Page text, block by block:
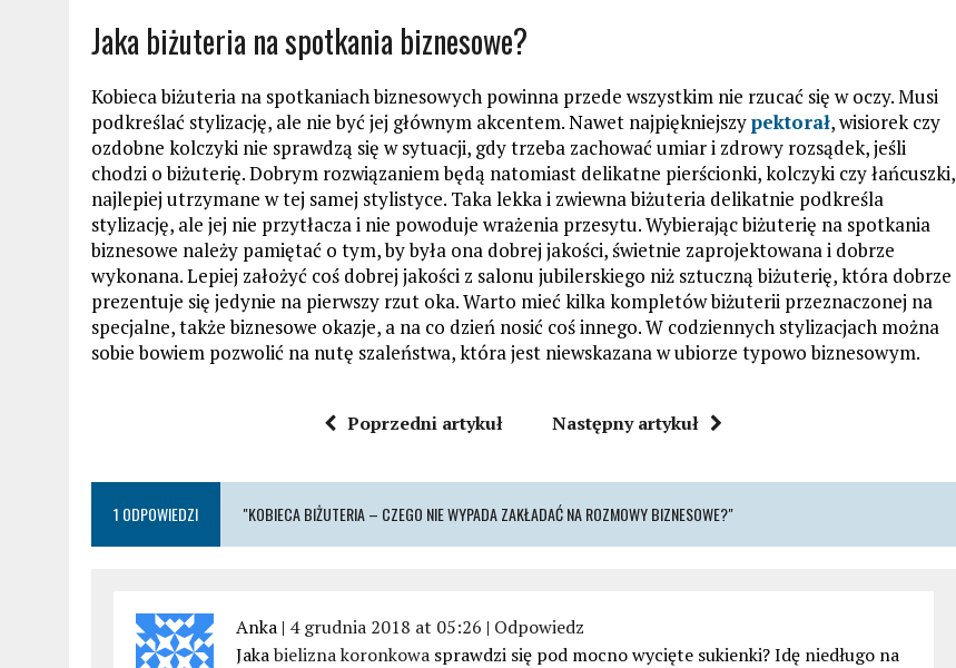
Jaka biżuteria na spotkania biznesowe?
Kobieca biżuteria na spotkaniach biznesowych powinna przede wszystkim nie rzucać się w oczy. Musi
podkreślać stylizację, ale nie być jej głównym akcentem. Nawet najpiękniejszypektorał, wisiorek czy
ozdobne kolczyki nie sprawdzą się w sytuacji, gdy trzeba zachować umiar i zdrowy rozsądek, jeśli
chodzi o biżuterię. Dobrym rozwiązaniem będą natomiast delikatne pierścionki, kolczyki czy łańcuszki,
najlepiej utrzymane w tej samej stylistyce. Taka lekka i zwiewna biżuteria delikatnie podkreśla
stylizację, ale jej nie przytłacza i nie powoduje wrażenia przesytu. Wybierając biżuterię na spotkania
biznesowe należy pamiętać o tym, by była ona dobrej jakości, świetnie zaprojektowana i dobrze
wykonana. Lepiej założyć coś dobrej jakości z salonu jubilerskiego niż sztuczną biżuterię, która dobrze
prezentuje się jedynie na pierwszy rzut oka. Warto mieć kilka kompletów biżuterii przeznaczonej na
specjalne, także biznesowe okazje, a na co dzień nosić coś innego. W codziennych stylizacjach można
sobie bowiem pozwolić na nutę szaleństwa, która jest niewskazana w ubiorze typowo biznesowym.
Poprzedni artykuł Następny artykuł
1 ODPOWIEDZI "KOBIECA BIŻUTERIA – CZEGO NIE WYPADA ZAKŁADAĆ NA ROZMOWY BIZNESOWE?"
Anka | 4 grudnia 2018 at 05:26 | Odpowiedz
Jakabielizna koronkowa sprawdzi się pod mocno wycięte sukienki? Idę niedługo na